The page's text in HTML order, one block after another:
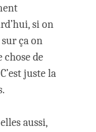
si on
ça on
chose de
juste la
aussi,